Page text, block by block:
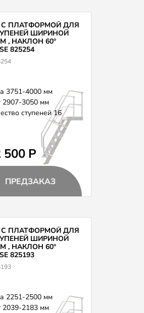
С ПЛАТФОРМОЙ ДЛЯ
ШИРИНОЙ
, НАКЛОН 60°
825254
3751-4000 мм
2907-3050 мм
ступеней 16
500 Р
ПРЕДЗАКАЗ
С ПЛАТФОРМОЙ ДЛЯ
ШИРИНОЙ
, НАКЛОН 60°
825193
2251-2500 мм
2039-2183 мм